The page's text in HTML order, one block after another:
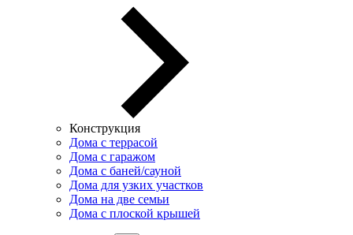
Конструкция
Дома с террасой
Дома с гаражом
Дома с баней/сауной
Дома для узких участков
Дома на две семьи
Дома с плоской крышей